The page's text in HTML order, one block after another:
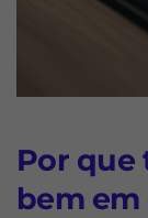
Por que
bem